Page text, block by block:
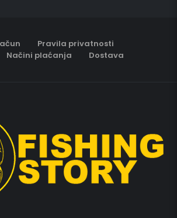
Pravila privatnosti
Načini plaćanja Dostava